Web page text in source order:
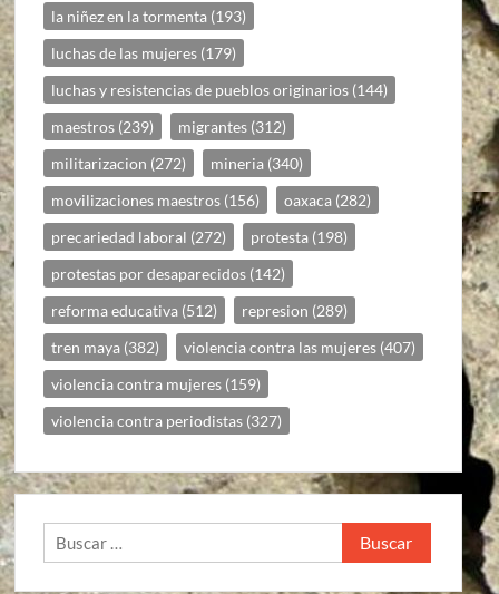
la niñez en la tormenta (193)
luchas de las mujeres (179)
luchas y resistencias de pueblos originarios (144)
maestros (239) migrantes (312)
militarizacion (272) mineria (340)
movilizaciones maestros (156) oaxaca (282)
precariedad laboral (272) protesta (198)
protestas por desaparecidos (142)
reforma educativa (512) represion (289)
tren maya (382) violencia contra las mujeres (407)
violencia contra mujeres (159)
violencia contra periodistas (327)
Buscar: